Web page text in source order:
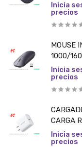
Inicia
precios
MOUSE
1000/
Inicia
precios
CARGA
BC1.2/
Inicia
precios